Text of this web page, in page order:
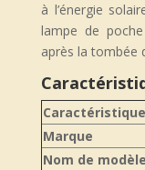
à l’énergie
lampe de
après la tombée
Marque
Nom de modèle